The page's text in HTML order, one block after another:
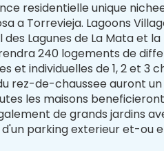
residentielle unique
a Torrevieja. Lagoons
Lagunes de La Mata et
240 logements de
et individuelles de 1, 2 et
rez-de-chaussee auront
les maisons
de grands jardins
parking exterieur et-ou